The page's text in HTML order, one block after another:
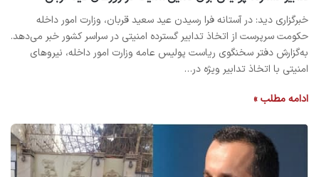
خبرگزاری دید: در آستانه فرا رسیدن عید سعید قربان، وزارت امور داخله
حکومت سرپرست از اتخاذ تدابیر گسترده امنیتی در سراسر کشور خبر می‌دهد.
به‌گزارش دفتر سخنگوی ریاست پولیس عامه وزارت امور داخله، نیروهای
امنیتی با اتخاذ تدابیر ویژه در…
ادامه مطلب »